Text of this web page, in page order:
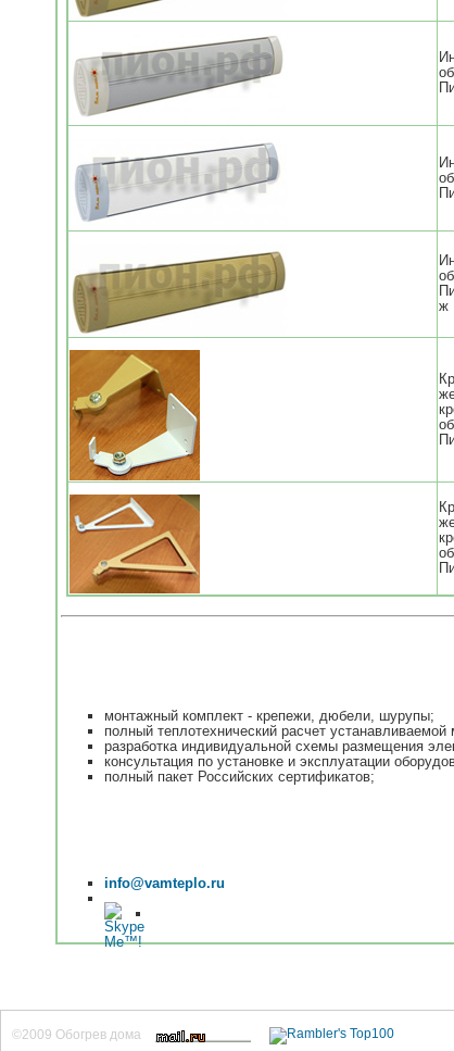
ж
монтажный комплект - крепежи, дюбели, шурупы;
полный теплотехнический расчет
разработка индивидуальной схемы размещения
консультация по установке и эксплуатации
полный пакет Российских сертификатов;
info@vamteplo.ru
©2009 Обогрев дома